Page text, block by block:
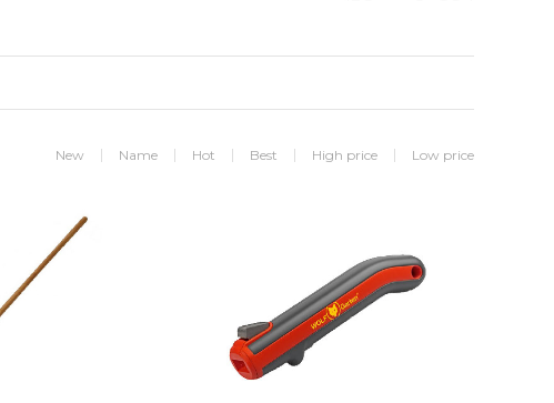
New Name Hot Best High price Low price